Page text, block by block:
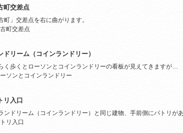
町交差点
町」交差点を右に曲がります。
ドリーム（コインランドリー）
く歩くとローソンとコインランドリーの看板が見えてきますが…
リ入口
ンドリーム（コインランドリー）と同じ建物、手前側にパトリが